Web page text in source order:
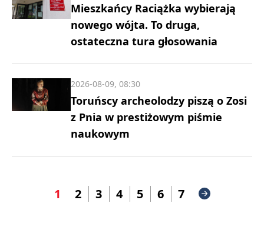
Mieszkańcy Raciążka wybierają
nowego wójta. To druga,
ostateczna tura głosowania
Toruńscy archeolodzy piszą o Zosi
z Pnia w prestiżowym piśmie
naukowym
2026-08-09, 08:30
1 2 3 4 5 6 7